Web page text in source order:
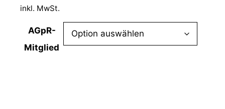
inkl. MwSt.
AGpR-
Mitglied